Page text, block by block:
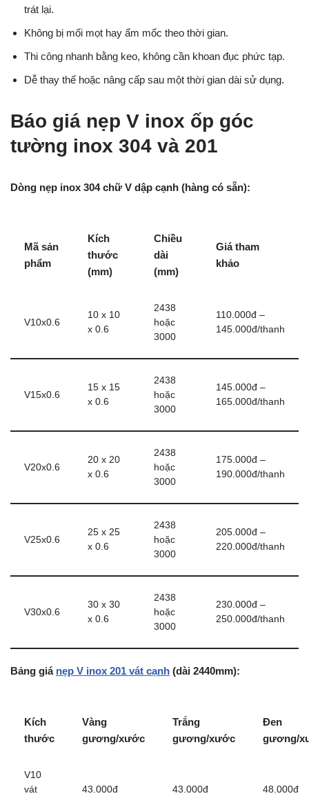
trát lại.
Không bị mối mọt hay ẩm mốc theo thời gian.
Thi công nhanh bằng keo, không cần khoan đục phức tạp.
Dễ thay thế hoặc nâng cấp sau một thời gian dài sử dụng.
Báo giá nẹp V inox ốp góc
tường inox 304 và 201
Dòng nẹp inox 304 chữ V dập cạnh (hàng có sẵn):
Mã sản
phẩm
Kích
thước
(mm)
Chiều
dài
(mm)
Giá tham
khảo
V10x0.6
10 x 10
x 0.6
2438
hoặc
3000
110.000đ –
145.000đ/thanh
V15x0.6
15 x 15
x 0.6
2438
hoặc
3000
145.000đ –
165.000đ/thanh
V20x0.6
20 x 20
x 0.6
2438
hoặc
3000
175.000đ –
190.000đ/thanh
V25x0.6
25 x 25
x 0.6
2438
hoặc
3000
205.000đ –
220.000đ/thanh
V30x0.6
30 x 30
x 0.6
2438
hoặc
3000
230.000đ –
250.000đ/thanh
Bảng giá nẹp V inox 201 vát cạnh (dài 2440mm):
Kích
thước
Vàng
gương/xước
Trắng
gương/xước
Đen
gương/
V10
vát
43.000đ 43.000đ 48.000đ